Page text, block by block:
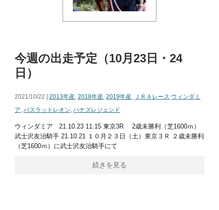
今週の出走予定（10月23日・24
日）
2021/10/22 | 2013年産, 2018年産, 2019年産, ＪＲＡレース ウィンダミ
ア, バスラットレオン, ハナズレジェンド
ウィンダミア 21.10.23 11:15 東京3R 2歳未勝利（芝1600ｍ）
武士沢友治騎手 21.10.21 １０月２３日（土）東京３Ｒ ２歳未勝利
（芝1600ｍ）に武士沢友治騎手にて
続きを見る